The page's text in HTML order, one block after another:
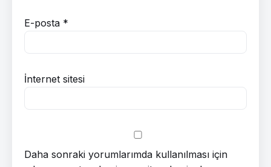
E-posta *
İnternet sitesi
Daha sonraki yorumlarımda kullanılması için